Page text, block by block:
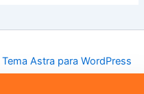
Tema Astra para WordPress